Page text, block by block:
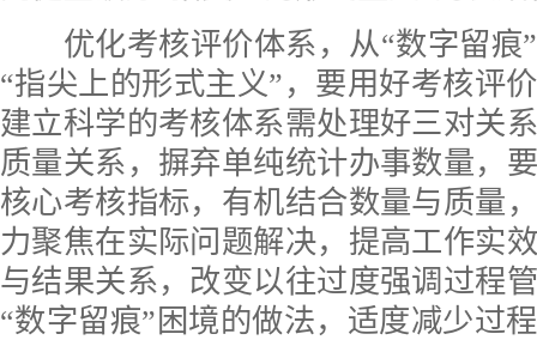
优化考核评价体系，从“数字留痕”
“指尖上的形式主义”，要用好考核评
建立科学的考核体系需处理好三对关
质量关系，摒弃单纯统计办事数量，
核心考核指标，有机结合数量与质量
力聚焦在实际问题解决，提高工作实
与结果关系，改变以往过度强调过程
“数字留痕”困境的做法，适度减少过